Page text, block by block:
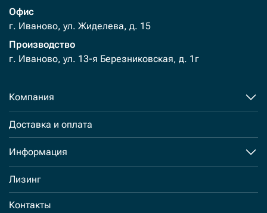
Офис
г. Иваново, ул. Жиделева, д. 15
Производство
г. Иваново, ул. 13-я Березниковская, д. 1г
Компания
Доставка и оплата
Информация
Лизинг
Контакты